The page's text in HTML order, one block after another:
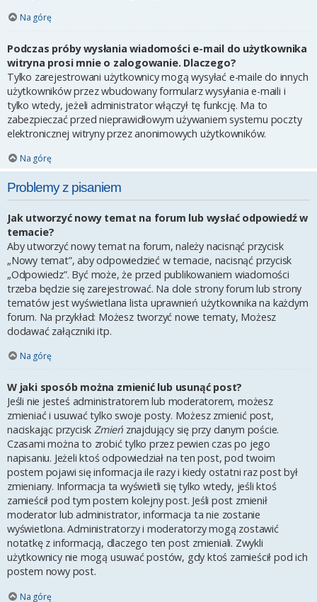
Na górę
Podczas próby wysłania wiadomości e-mail do użytkownika
witryna prosi mnie o zalogowanie. Dlaczego?
Tylko zarejestrowani użytkownicy mogą wysyłać e-maile do innych
użytkowników przez wbudowany formularz wysyłania e-maili i
tylko wtedy, jeżeli administrator włączył tę funkcję. Ma to
zabezpieczać przed nieprawidłowym używaniem systemu poczty
elektronicznej witryny przez anonimowych użytkowników.
Na górę
Problemy z pisaniem
Jak utworzyć nowy temat na forum lub wysłać odpowiedź w
temacie?
Aby utworzyć nowy temat na forum, należy nacisnąć przycisk
„Nowy temat”, aby odpowiedzieć w temacie, nacisnąć przycisk
„Odpowiedz”. Być może, że przed publikowaniem wiadomości
trzeba będzie się zarejestrować. Na dole strony forum lub strony
tematów jest wyświetlana lista uprawnień użytkownika na każdym
forum. Na przykład: Możesz tworzyć nowe tematy, Możesz
dodawać załączniki itp.
Na górę
W jaki sposób można zmienić lub usunąć post?
Jeśli nie jesteś administratorem lub moderatorem, możesz
zmieniać i usuwać tylko swoje posty. Możesz zmienić post,
naciskając przycisk Zmień znajdujący się przy danym poście.
Czasami można to zrobić tylko przez pewien czas po jego
napisaniu. Jeżeli ktoś odpowiedział na ten post, pod twoim
postem pojawi się informacja ile razy i kiedy ostatni raz post był
zmieniany. Informacja ta wyświetli się tylko wtedy, jeśli ktoś
zamieścił pod tym postem kolejny post. Jeśli post zmienił
moderator lub administrator, informacja ta nie zostanie
wyświetlona. Administratorzy i moderatorzy mogą zostawić
notatkę z informacją, dlaczego ten post zmieniali. Zwykli
użytkownicy nie mogą usuwać postów, gdy ktoś zamieścił pod ich
postem nowy post.
Na górę